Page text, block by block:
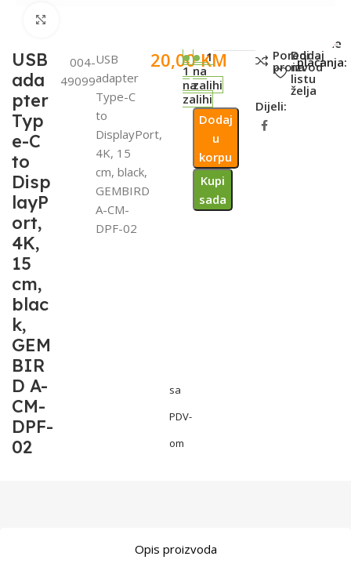
USB
ada
pter
Typ
e-C
to
Disp
layP
ort,
4K,
15
cm,
blac
k,
GEM
BIR
D A-
CM-
DPF-
02
004-
49099
USB
adapter
Type-C
to
DisplayPort,
4K, 15
cm, black,
GEMBIRD
A-CM-
DPF-02
20,00KM
sa
PDV-
om
1
na
zalihi
1
na
zalihi
Dodaj
u
korpu
Kupi
sada
Poredi
proizvod
Dodaj
na
listu
želja
Dijeli:
Metode
plaćanja:
Opis proizvoda